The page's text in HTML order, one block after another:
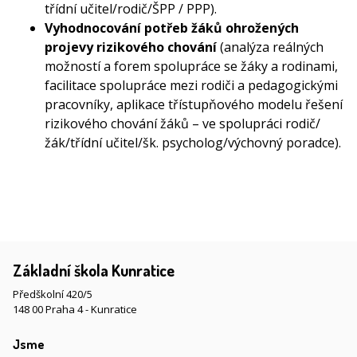
třídní učitel/rodič/ŠPP / PPP).
Vyhodnocování potřeb žáků ohrožených
projevy rizikového chování(analýza reálných
možností a forem spolupráce se žáky a rodinami,
facilitace spolupráce mezi rodiči a pedagogickými
pracovníky, aplikace třístupňového modelu řešení
rizikového chování žáků – ve spolupráci rodič/
žák/třídní učitel/šk. psycholog/výchovný poradce).
Základní škola Kunratice
Předškolní 420/5
148 00 Praha 4 - Kunratice
Jsme